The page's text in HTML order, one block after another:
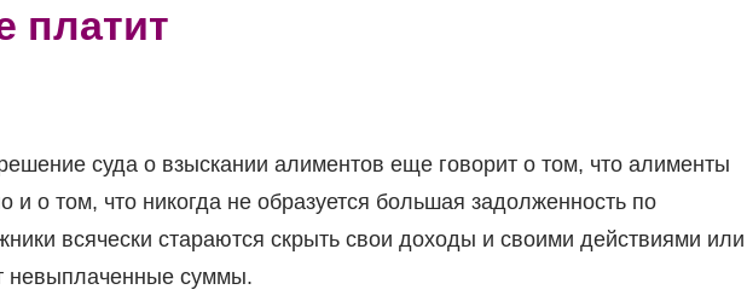
платит
суда о взыскании алиментов еще говорит о том, что алименты
и о том, что никогда не образуется большая задолженность по
всячески стараются скрыть свои доходы и своими действиями или
невыплаченные суммы.